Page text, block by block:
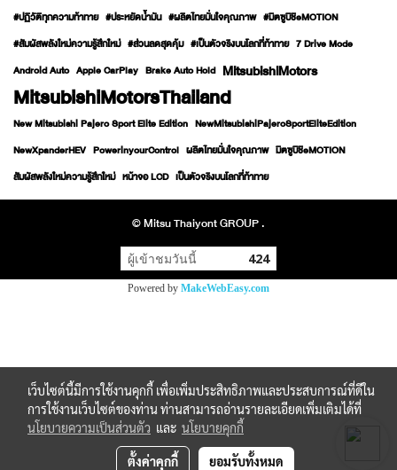
#ปฏิวัติทุกความท้าทาย #ประหยัดน้ำมัน #ผลิตไทยมั่นใจคุณภาพ #มิตซูบิชิeMOTION
#สัมผัสพลังใหม่ความรู้สึกใหม่ #ส่วนลดสุดคุ้ม #เป็นตัวจริงบนโลกที่ท้าทาย 7 Drive Mode
Android Auto Apple CarPlay Brake Auto Hold MitsubishiMotors
MitsubishiMotorsThailand
New Mitsubishi Pajero Sport Elite Edition NewMitsubishiPajeroSportEliteEdition
NewXpanderHEV PowerinyourControl ผลิตไทยมั่นใจคุณภาพ มิตซูบิชิeMOTION
สัมผัสพลังใหม่ความรู้สึกใหม่ หน้าจอ LCD เป็นตัวจริงบนโลกที่ท้าทาย
© Mitsu Thaiyont GROUP .
ผู้เข้าชมวันนี้ 424
Powered by MakeWebEasy.com
เว็บไซต์นี้มีการใช้งานคุกกี้ เพื่อเพิ่มประสิทธิภาพและประสบการณ์ที่ดีใน
การใช้งานเว็บไซต์ของท่าน ท่านสามารถอ่านรายละเอียดเพิ่มเติมได้ที่
นโยบายความเป็นส่วนตัว และ นโยบายคุกกี้
ตั้งค่าคุกกี้ ยอมรับทั้งหมด